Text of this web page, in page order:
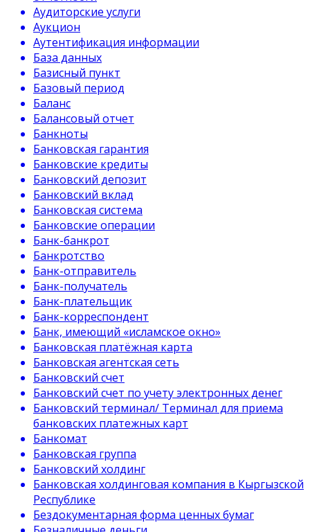
Аудиторские услуги
Аукцион
Аутентификация информации
База данных
Базисный пункт
Базовый период
Баланс
Балансовый отчет
Банкноты
Банковская гарантия
Банковские кредиты
Банковский депозит
Банковский вклад
Банковская система
Банковские операции
Банк-банкрот
Банкротство
Банк-отправитель
Банк-получатель
Банк-плательщик
Банк-корреспондент
Банк, имеющий «исламское окно»
Банковская платёжная карта
Банковская агентская сеть
Банковский счет
Банковский счет по учету электронных денег
Банковский терминал/ Терминал для приема
банковских платежных карт
Банкомат
Банковская группа
Банковский холдинг
Банковская холдинговая компания в Кыргызской
Республике
Бездокументарная форма ценных бумаг